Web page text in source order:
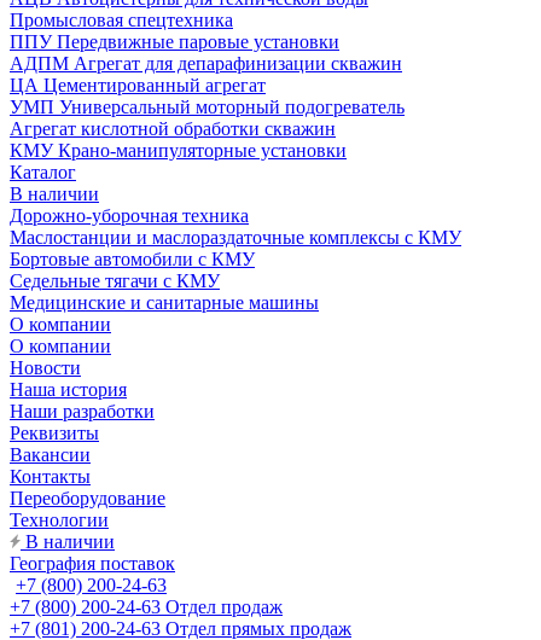
Промысловая спецтехника
ППУ Передвижные паровые установки
АДПМ Агрегат для депарафинизации скважин
ЦА Цементированный агрегат
УМП Универсальный моторный подогреватель
Агрегат кислотной обработки скважин
КМУ Крано-манипуляторные установки
Каталог
В наличии
Дорожно-уборочная техника
Маслостанции и маслораздаточные комплексы с КМУ
Бортовые автомобили с КМУ
Седельные тягачи с КМУ
Медицинские и санитарные машины
О компании
О компании
Новости
Наша история
Наши разработки
Реквизиты
Вакансии
Контакты
Переоборудование
Технологии
В наличии
География поставок
+7 (800) 200-24-63
+7 (800) 200-24-63 Отдел продаж
+7 (801) 200-24-63 Отдел прямых продаж